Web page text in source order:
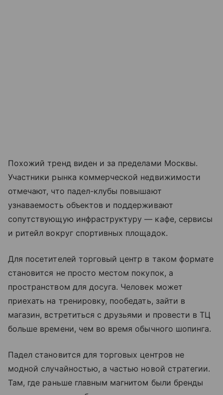
Похожий тренд виден и за пределами Москвы.
Участники рынка коммерческой недвижимости
отмечают, что падел-клубы повышают
узнаваемость объектов и поддерживают
сопутствующую инфраструктуру — кафе, сервисы
и ритейл вокруг спортивных площадок.
Для посетителей торговый центр в таком формате
становится не просто местом покупок, а
пространством для досуга. Человек может
приехать на тренировку, пообедать, зайти в
магазин, встретиться с друзьями и провести в ТЦ
больше времени, чем во время обычного шопинга.
Падел становится для торговых центров не
модной случайностью, а частью новой стратегии.
Там, где раньше главным магнитом были бренды